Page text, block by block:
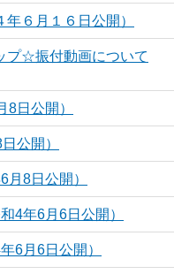
６月１６日公開）
プ☆振付動画について
日公開）
公開）
8日公開）
4年6月6日公開）
6月6日公開）